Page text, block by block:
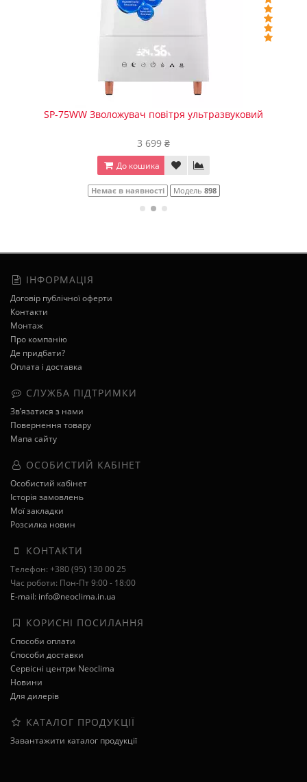
SP-75WW Зволожувач повітря ультразвуковий
3 699 ₴
До кошика
Немає в наявності Модель 898
ІНФОРМАЦІЯ
Договір публічної оферти
Контакти
Монтаж
Про компанію
Де придбати?
Оплата і доставка
СЛУЖБА ПІДТРИМКИ
Зв’язатися з нами
Повернення товару
Мапа сайту
ОСОБИСТИЙ КАБІНЕТ
Особистий кабінет
Історія замовлень
Мої закладки
Розсилка новин
КОНТАКТИ
Телефон: +380 (95) 130 00 25
Час роботи: Пон-Пт 9:00 - 18:00
E-mail: info@neoclima.in.ua
КОРИСНІ ПОСИЛАННЯ
Способи оплати
Способи доставки
Сервісні центри Neoclima
Новини
Для дилерів
КАТАЛОГ ПРОДУКЦІЇ
Завантажити каталог продукції